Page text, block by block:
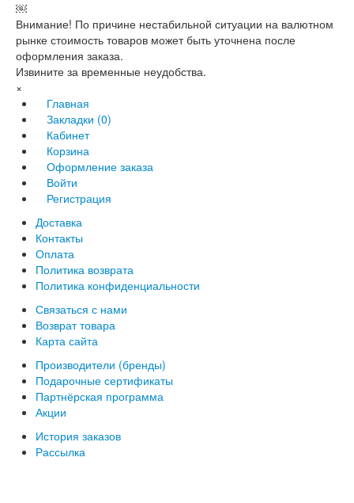
￼
Внимание! По причине нестабильной ситуации на валютном
рынке стоимость товаров может быть уточнена после
оформления заказа.
Извините за временные неудобства.
×
Главная
Закладки (0)
Кабинет
Корзина
Оформление заказа
Войти
Регистрация
Доставка
Контакты
Оплата
Политика возврата
Политика конфиденциальности
Связаться с нами
Возврат товара
Карта сайта
Производители (бренды)
Подарочные сертификаты
Партнёрская программа
Акции
История заказов
Рассылка